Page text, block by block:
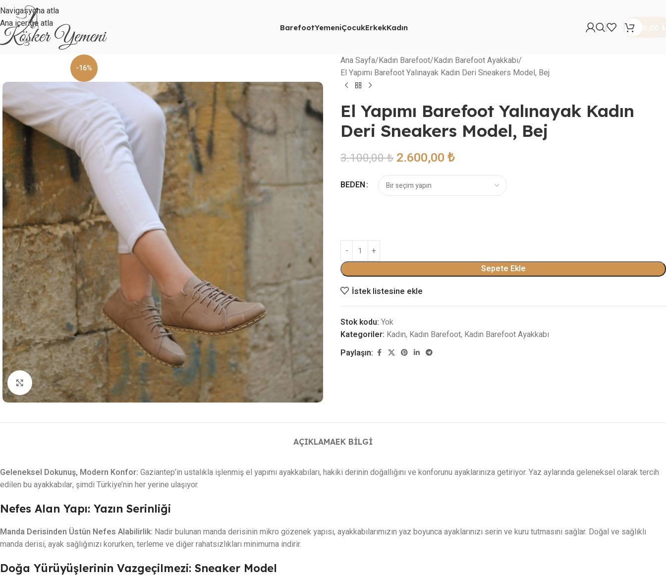
Navigasyona atla
Ana içeriğe atla
BarefootYemeniÇocukErkekKadın
-16%
Resmi büyütmek için tıklayın
Ana Sayfa Kadın Barefoot Kadın Barefoot Ayakkabı
El Yapımı Barefoot Yalınayak Kadın Deri Sneakers Model, Bej
El Yapımı Barefoot Yalınayak Kadın
Deri Sneakers Model, Bej
3.100,00₺ 2.600,00₺
BEDEN
Sepete Ekle
İstek listesine ekle
Stok kodu: Yok
Kategoriler: Kadın, Kadın Barefoot, Kadın Barefoot Ayakkabı
Paylaşın:
AÇIKLAMAEK BILGI
Geleneksel Dokunuş, Modern Konfor: Gaziantep’in ustalıkla işlenmiş el yapımı ayakkabıları, hakiki derinin doğallığını ve konforunu ayaklarınıza getiriyor. Yaz aylarında geleneksel olarak tercih
edilen bu ayakkabılar, şimdi Türkiye’nin her yerine ulaşıyor.
Nefes Alan Yapı: Yazın Serinliği
Manda Derisinden Üstün Nefes Alabilirlik: Nadir bulunan manda derisinin mikro gözenek yapısı, ayakkabılarımızın yaz boyunca ayaklarınızı serin ve kuru tutmasını sağlar. Doğal ve sağlıklı
manda derisi, ayak sağlığınızı korurken, terleme ve diğer rahatsızlıkları minimuma indirir.
Doğa Yürüyüşlerinin Vazgeçilmezi: Sneaker Model